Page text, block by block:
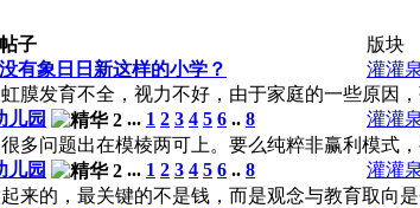
帖子 版块
有象日日新这样的小学？
灌灌
膜发育不全，视力不好，由于家庭的一些原因
儿园
... 1 2 3 4 5 6 .. 8 灌灌
多问题出在模棱两可上。要么纯粹非赢利模式
儿园
... 1 2 3 4 5 6 .. 8 灌灌
来的，最关键的不是钱，而是观念与教育取向